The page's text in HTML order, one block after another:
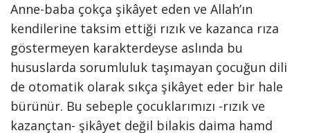
Anne-baba çokça şikâyet eden ve Allah’ın
kendilerine taksim ettiği rızık ve kazanca rıza
göstermeyen karakterdeyse aslında bu
hususlarda sorumluluk taşımayan çocuğun dili
de otomatik olarak sıkça şikâyet eder bir hale
bürünür. Bu sebeple çocuklarımızı -rızık ve
kazançtan- şikâyet değil bilakis daima hamd